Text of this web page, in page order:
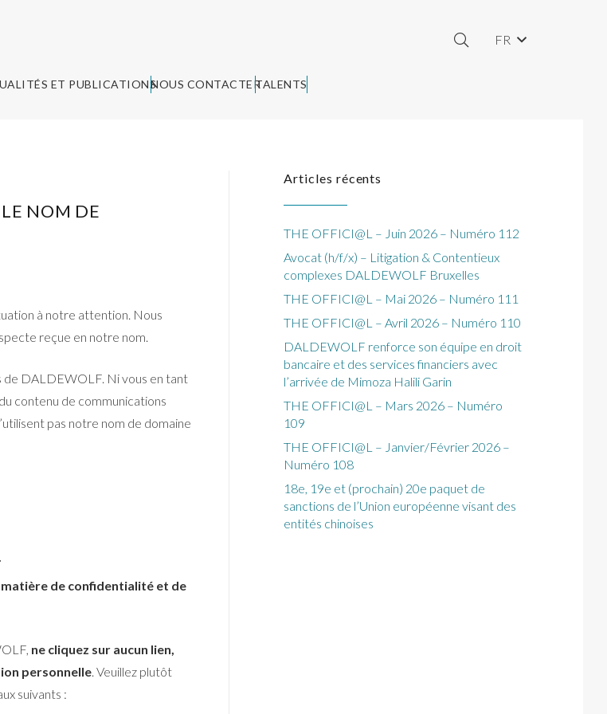
FR
ET PUBLICATIONSNOUS CONTACTERTALENTS
NOM DE
à notre attention. Nous
reçue en notre nom.
de DALDEWOLF. Ni vous en tant
contenu de communications
pas notre nom de domaine
de confidentialité et de
ne cliquez sur aucun lien,
personnelle. Veuillez plutôt
suivants :
Articles récents
THE OFFICI@L – Juin 2026 – Numéro 112
Avocat (h/f/x) – Litigation & Contentieux
complexes DALDEWOLF Bruxelles
THE OFFICI@L – Mai 2026 – Numéro 111
THE OFFICI@L – Avril 2026 – Numéro 110
DALDEWOLF renforce son équipe en droit
bancaire et des services financiers avec
l’arrivée de Mimoza Halili Garin
THE OFFICI@L – Mars 2026 – Numéro
109
THE OFFICI@L – Janvier/Février 2026 –
Numéro 108
18e, 19e et (prochain) 20e paquet de
sanctions de l’Union européenne visant des
entités chinoises